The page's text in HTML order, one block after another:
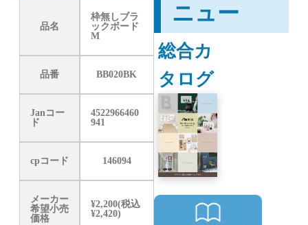
品名
枠無しブラ
ックボード
M
品番 BB020BK
Janコー
ド
4522966460
941
cpコード 146094
メーカー
希望小売
価格
¥2,200(税込
¥2,420)
ニュー
総合カ
タログ